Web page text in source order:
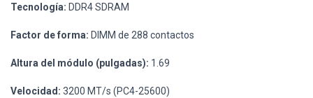
Tecnología: DDR4 SDRAM
Factor de forma: DIMM de 288 contactos
Altura del módulo (pulgadas): 1.69
Velocidad: 3200 MT/s (PC4-25600)